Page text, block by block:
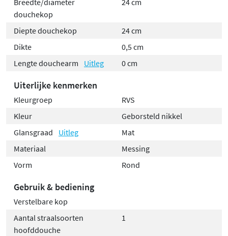
Breedte/diameter
douchekop
24 cm
Diepte douchekop
24 cm
Dikte
0,5 cm
Lengte douchearm
Uitleg 0 cm
Uiterlijke kenmerken
Kleurgroep
RVS
Kleur
Geborsteld nikkel
Glansgraad
Uitleg
Mat
Materiaal
Messing
Vorm
Rond
Gebruik & bediening
Verstelbare kop
Aantal straalsoorten
hoofddouche
1